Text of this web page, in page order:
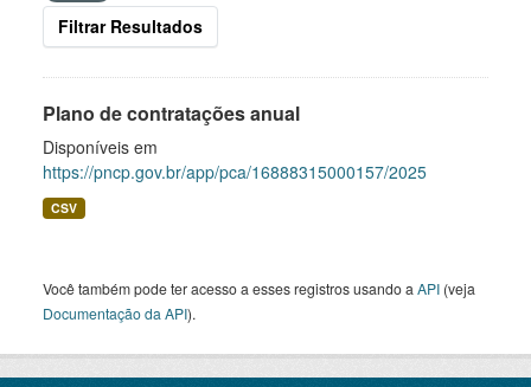
Filtrar Resultados
Plano de contratações anual
Disponíveis em
https://pncp.gov.br/app/pca/16888315000157/2025
CSV
Você também pode ter acesso a esses registros usando a API (veja
Documentação da API).